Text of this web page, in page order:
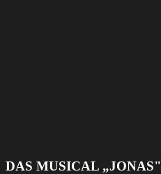
DAS MUSICAL „JONAS"